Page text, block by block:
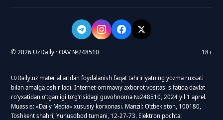
© 2026 UzDaily · OAV №248510 18+
UzDaily.uz materiallaridan foydalanish faqat tahririyatning yozma ruxsati
bilan amalga oshiriladi. Internet-ommaviy axborot vositasi sifatida davlat
roʻyxatidan oʻtganligi toʻgʻrisidagi guvohnoma №248510, 2024 yil 1 aprel.
Muassis: «Daily Media» xususiy korxonasi. Manzil: Oʻzbekiston, 100180,
Toshkent shahri, Yunusobod tumani, 12-27-73. Elektron pochta: